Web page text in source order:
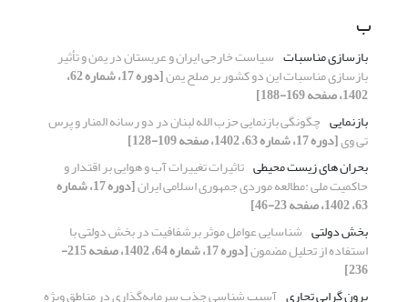
ب
بازسازی مناسبات سیاست خارجی ایران و عربستان در یمن و تأثیر
بازسازی مناسبات این دو کشور بر صلح یمن [دوره 17، شماره 62،
1402، صفحه 169-188]
بازنمایی چگونگی بازنمایی حزب الله لبنان در دو رسانه المنار و پرس
تی وی[دوره 17، شماره 63، 1402، صفحه 109-128]
بحران های زیست محیطی تاثیرات تغییرات آب و هوایی بر اقتدار و
حاکمیت ملی :مطالعه موردی جمهوری اسلامی ایران [دوره 17، شماره
63، 1402، صفحه 23-46]
بخش دولتی شناسایی عوامل موثر برشفافیت در بخش دولتی با
استفاده از تحلیل مضمون [دوره 17، شماره 64، 1402، صفحه 215-
236]
برون گرایی تجاری آسیب شناسی جذب سرمایه‌گذاری در مناطق ویژه